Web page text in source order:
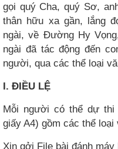
gọi quý Cha, quý Sơ,
thân hữu xa gần, lắng
ngài, về Đường Hy
ngài đã tác động đến
người, qua các thể loại
I. ĐIỀU LỆ
Mỗi người có thể dự thi
giấy A4) gồm các thể
Xin gởi File bài đánh